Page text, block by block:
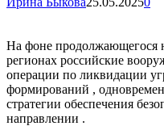
На фоне продолжающегося
регионах российские
операции по ликвидации
формирований ,
стратегии обеспечения
направлении .